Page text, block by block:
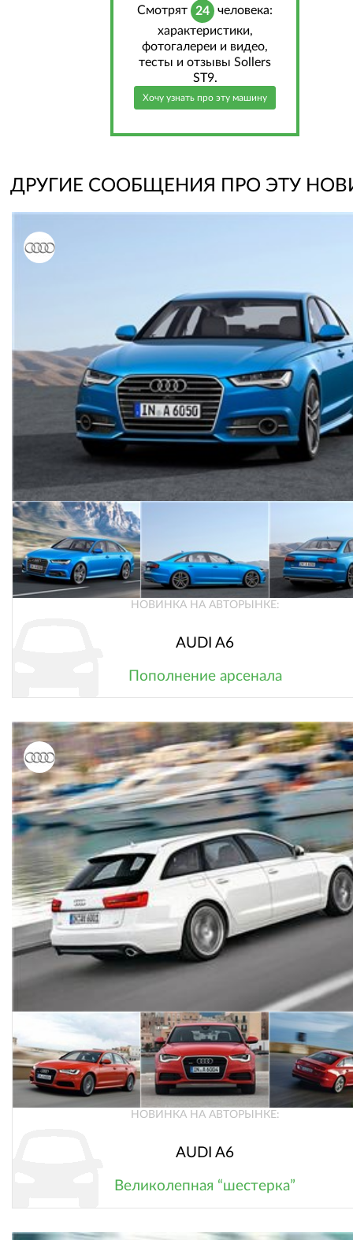
Cмотрят 24
человека:
характеристики,
фотогалереи и видео,
тесты и отзывы Sollers
ST9.
Хочу узнать про эту машину
ДРУГИЕ СООБЩЕНИЯ ПРО ЭТУ
НОВИНКА НА АВТОРЫНКЕ:
AUDI A6
Пополнение арсенала
НОВИНКА НА АВТОРЫНКЕ:
AUDI A6
Великолепная “шестерка”